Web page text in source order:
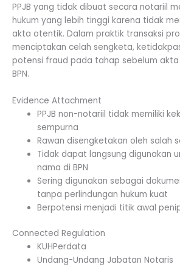
PPJB yang tidak dibuat secara notariil
hukum yang lebih tinggi karena tidak
akta otentik. Dalam praktik transaksi
menciptakan celah sengketa,
potensi fraud pada tahap sebelum akta
BPN.
Evidence Attachment
PPJB non-notariil tidak memiliki
sempurna
Rawan disengketakan oleh salah
Tidak dapat langsung digunakan
nama di BPN
Sering digunakan sebagai
tanpa perlindungan hukum kuat
Berpotensi menjadi titik awal
Connected Regulation
KUHPerdata
Undang-Undang Jabatan Notaris